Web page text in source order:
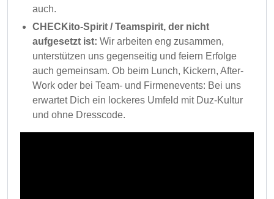
auch.
CHECKito-Spirit / Teamspirit, der nicht
aufgesetzt ist: Wir arbeiten eng zusammen,
unterstützen uns gegenseitig und feiern Erfolge
auch gemeinsam. Ob beim Lunch, Kickern, After-
Work oder bei Team- und Firmenevents: Bei uns
erwartet Dich ein lockeres Umfeld mit Duz-Kultur
und ohne Dresscode.